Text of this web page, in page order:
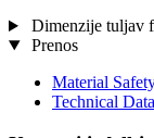
Dimenzije tuljav
Prenos
Material
Technical